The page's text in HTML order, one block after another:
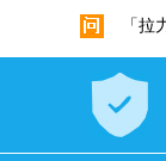
金属
金属